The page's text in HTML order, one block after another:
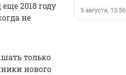
2018 году
не
только
нового
5 августа, 13:56